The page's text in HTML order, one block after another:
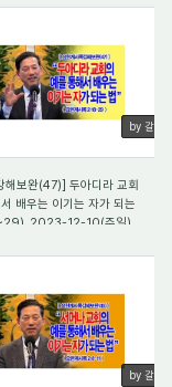
by 갈렙
해보완(47)] 두아디라 교회
배우는 이기는 자가 되는
12-10(주일)
by 갈렙